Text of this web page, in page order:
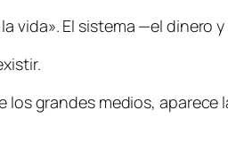
vida». El sistema —el
los grandes medios,